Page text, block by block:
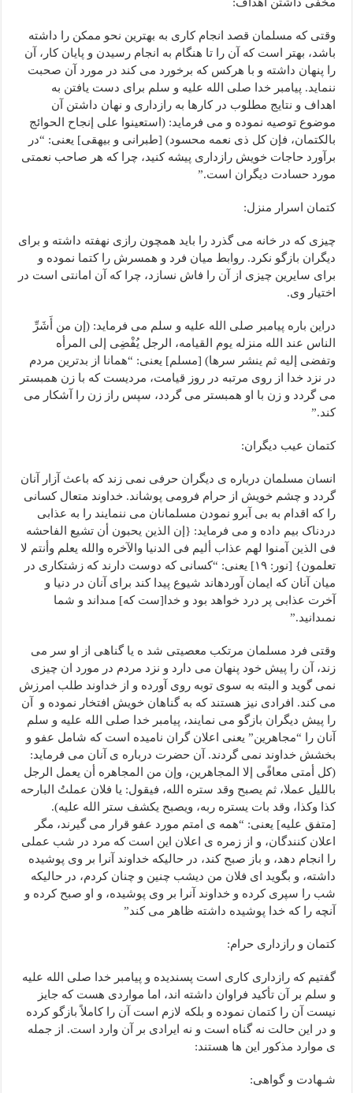
وقتی که مسلمان قصد انجام کاری به بهترین نحو ممکن را داشته
باشد، بهتر است که آن را تا هنگام به انجام رسیدن و پایان کار، آن
را پنهان داشته و با هرکس که برخورد می کند در مورد آن صحبت
ننماید. پیامبر خدا صلى الله علیه و سلم برای دست یافتن به
اهداف و نتایج مطلوب در کارها به رازداری و نهان داشتن آن
موضوع توصیه نموده و می فرماید: (استعینوا على إنجاح الحوائج
بالکتمان، فإن کل ذی نعمه محسود) [طبرانی و بیهقی] یعنی: “در
برآورد حاجات خویش رازداری پیشه کنید، چرا که هر صاحب نعمتی
مورد حسادت دیگران است.”
کتمان اسرار منزل:
چیزی که در خانه می گذرد را باید همچون رازی نهفته داشته و برای
دیگران بازگو نکرد. روابط میان فرد و همسرش را کتما نموده و
برای سایرین چیزی از آن را فاش نسازد، چرا که آن امانتی است در
اختیار وی.
دراین باره پیامبر صلى الله علیه و سلم می فرماید: (إن من أَشَرِّ
الناس عند الله منزله یوم القیامه، الرجل یُفْضِی إلى المرأه
وتفضی إلیه ثم ینشر سرها) [مسلم] یعنی: “همانا از بدترین مردم
در نزد خدا از روی مرتبه در روز قیامت، مردیست که با زن همبستر
می گردد و زن با او همبستر می گردد، سپس راز زن را آشکار می
کند.”
کتمان عیب دیگران:
انسان مسلمان درباره ی دیگران حرفی نمی زند که باعث آزار آنان
گردد و چشم خویش از حرام فرومی پوشاند. خداوند متعال کسانی
را که اقدام به بی آبرو نمودن مسلمانان می ننمایند را به عذابی
دردناک بیم داده و می فرماید: {إن الذین یحبون أن تشیع الفاحشه
فی الذین آمنوا لهم عذاب ألیم فی الدنیا والآخره والله یعلم وأنتم لا
تعلمون} [نور: ۱۹] یعنی: “کسانى که دوست دارند که زشتکارى در
میان آنان که ایمان آورده‏اند شیوع پیدا کند براى آنان در دنیا و
آخرت عذابى پر درد خواهد بود و خدا[ست که] مى‏داند و شما
نمى‏دانید.”
وقتی فرد مسلمان مرتکب معصیتی شد ه یا گناهی از او سر می
زند، آن را پیش خود پنهان می دارد و نزد مردم در مورد ان چیزی
نمی گوید و البته به سوی توبه روی آورده و از خداوند طلب امرزش
می کند. افرادی نیز هستند که به گناهان خویش افتخار نموده و آن
را پیش دیگران بازگو می نمایند، پیامبر خدا صلی الله علیه و سلم
آنان را “مجاهرین” یعنی اعلان گران نامیده است که شامل عفو و
بخشش خداوند نمی گردند. آن حضرت درباره ی آنان می فرماید:
(کل أمتی معافًى إلا المجاهرین، وإن من المجاهره أن یعمل الرجل
باللیل عملا، ثم یصبح وقد ستره الله، فیقول: یا فلان عملتُ البارحه
کذا وکذا، وقد بات یستره ربه، ویصبح یکشف ستر الله علیه).
[متفق علیه] یعنی: “همه ی امتم مورد عفو قرار می گیرند، مگر
اعلان کنندگان، و از زمره ی اعلان این است که مرد در شب عملی
را انجام دهد، و باز صبح کند، در حالیکه خداوند آنرا بر وی پوشیده
داشته، و بگوید ای فلان من دیشب چنین و چنان کردم، در حالیکه
شب را سپری کرده و خداوند آنرا بر وی پوشیده، و او صبح کرده و
آنچه را که خدا پوشیده داشته ظاهر می کند”
کتمان و رازداری حرام:
گفتیم که رازداری کاری است پسندیده و پیامبر خدا صلى الله علیه
و سلم بر آن تأکید فراوان داشته اند، اما مواردی هست که جایز
نیست آن را کتمان نموده و بلکه لازم است آن را کاملاً بازگو کرده
و در این حالت نه گناه است و نه ایرادی بر آن وارد است. از جمله
ی موارد مذکور این ها هستند:
شـهادت و گواهی: